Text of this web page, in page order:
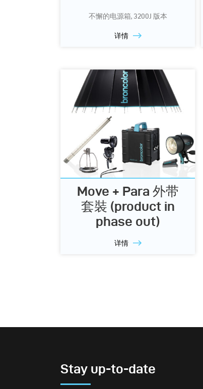
不懈的电源箱, 3200J 版本
详情
Move + Para 外带
套裝 (product in
phase out)
详情
Stay up-to-date